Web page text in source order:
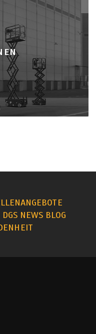
DGS NEWS BLOG